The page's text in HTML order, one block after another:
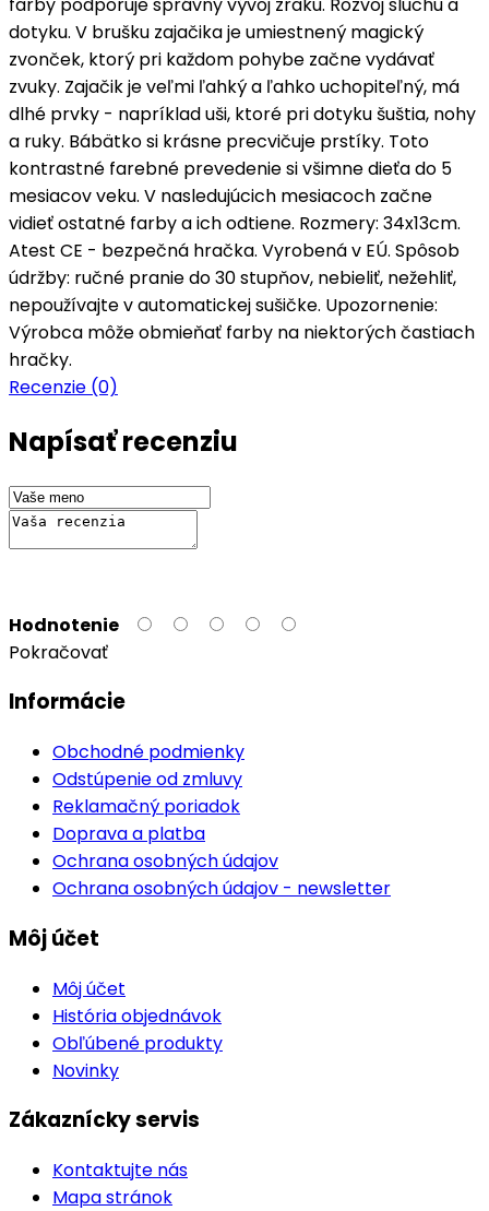
dotyku. V brušku zajačika je umiestnený magický
zvonček, ktorý pri každom pohybe začne vydávať
zvuky. Zajačik je veľmi ľahký a ľahko uchopiteľný, má
dlhé prvky - napríklad uši, ktoré pri dotyku šuštia, nohy
a ruky. Bábätko si krásne precvičuje prstíky. Toto
kontrastné farebné prevedenie si všimne dieťa do 5
mesiacov veku. V nasledujúcich mesiacoch začne
vidieť ostatné farby a ich odtiene. Rozmery: 34x13cm.
Atest CE - bezpečná hračka. Vyrobená v EÚ. Spôsob
údržby: ručné pranie do 30 stupňov, nebieliť, nežehliť,
nepoužívajte v automatickej sušičke. Upozornenie:
Výrobca môže obmieňať farby na niektorých častiach
hračky.
Recenzie (0)
Napísať recenziu
Hodnotenie
Pokračovať
Informácie
Obchodné podmienky
Odstúpenie od zmluvy
Reklamačný poriadok
Doprava a platba
Ochrana osobných údajov
Ochrana osobných údajov - newsletter
Môj účet
Môj účet
História objednávok
Obľúbené produkty
Novinky
Zákaznícky servis
Kontaktujte nás
Mapa stránok